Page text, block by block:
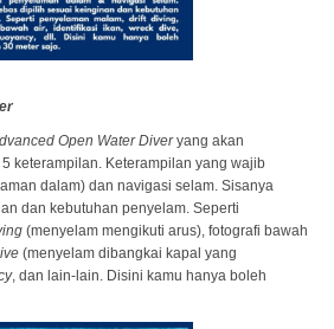
Open Water Diveryang akan
keterampilan. Keterampilan yang wajib
dalam) dan navigasi selam. Sisanya
dan kebutuhan penyelam. Seperti
(menyelam mengikuti arus), fotografi bawah
(menyelam dibangkai kapal yang
, dan lain-lain. Disini kamu hanya boleh